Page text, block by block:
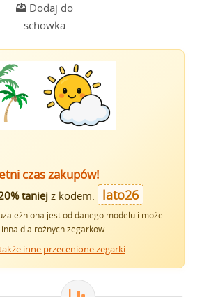
Dodaj do
schowka
czas zakupów!
taniejz kodem: lato26
jest od danego modelu i może
inna dla różnych zegarków.
inne przecenione zegarki